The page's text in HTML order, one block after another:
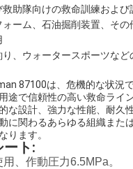
助隊向けの救命訓練および
ーム、石油掘削装置、その
、ウォータースポーツなど
87100は、危機的な状況
途で信頼性の高い救命ライ
な設計、強力な性能、耐久
に関わるあらゆる組織また
ります。
ト:
、作動圧力6.5MPa。